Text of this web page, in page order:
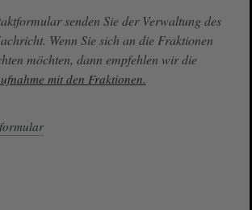
senden Sie der Verwaltung des
Wenn Sie sich an die Fraktionen
möchten, dann empfehlen wir die
mit den Fraktionen.